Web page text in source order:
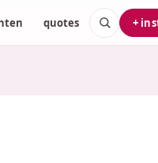
quotes +